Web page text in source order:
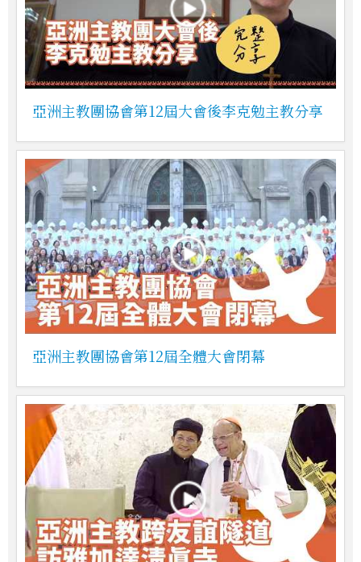
亞洲主教團協會第12屆大會後李克勉主教分享
亞洲主教團協會第12屆全體大會閉幕